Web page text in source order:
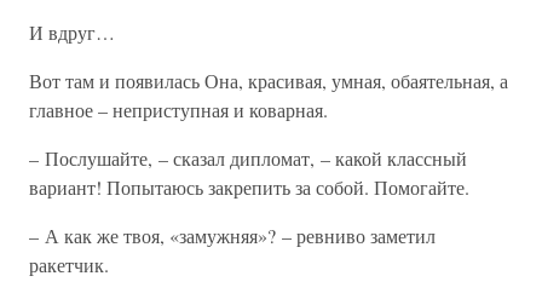
И вдруг…
Вот там и появилась Она, красивая, умная, обаятельная, а
главное – неприступная и коварная.
– Послушайте, – сказал дипломат, – какой классный
вариант! Попытаюсь закрепить за собой. Помогайте.
– А как же твоя, «замужняя»? – ревниво заметил
ракетчик.